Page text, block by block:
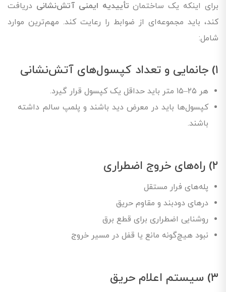
برای اینکه یک ساختمان تأییدیه ایمنی آتش‌نشانی دریافت
کند، باید مجموعه‌ای از ضوابط را رعایت کند. مهم‌ترین موارد
شامل:
۱) جانمایی و تعداد کپسول‌های آتش‌نشانی
هر ۲۵–۱۵ متر باید حداقل یک کپسول قرار گیرد.
کپسول‌ها باید در معرض دید باشند و پلمپ سالم داشته
باشند.
۲) راه‌های خروج اضطراری
پله‌های فرار مستقل
درهای دودبند و مقاوم حریق
روشنایی اضطراری برای قطع برق
نبود هیچ‌گونه مانع یا قفل در مسیر خروج
۳) سیستم اعلام حریق